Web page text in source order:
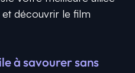
découvrir le film
à savourer sans